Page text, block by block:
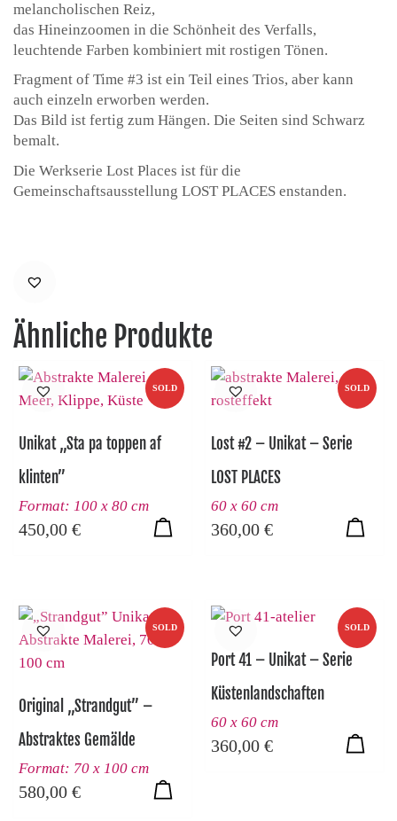
melancholischen Reiz,
das Hineinzoomen in die Schönheit des Verfalls,
leuchtende Farben kombiniert mit rostigen Tönen.
Fragment of Time #3 ist ein Teil eines Trios, aber kann
auch einzeln erworben werden.
Das Bild ist fertig zum Hängen. Die Seiten sind Schwarz
bemalt.
Die Werkserie Lost Places ist für die
Gemeinschaftsausstellung LOST PLACES enstanden.
Ähnliche Produkte
SOLD
Unikat „Sta pa toppen af
klinten”
Format: 100 x 80 cm
450,00 €
SOLD
Lost #2 – Unikat – Serie
LOST PLACES
60 x 60 cm
360,00€
SOLD
Original „Strandgut” –
Abstraktes Gemälde
Format: 70 x 100 cm
580,00 €
SOLD
Port 41 – Unikat – Serie
Küstenlandschaften
60 x 60 cm
360,00€